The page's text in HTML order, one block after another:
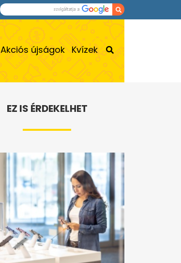
Akciós újságok Kvízek
EZ IS ÉRDEKELHET